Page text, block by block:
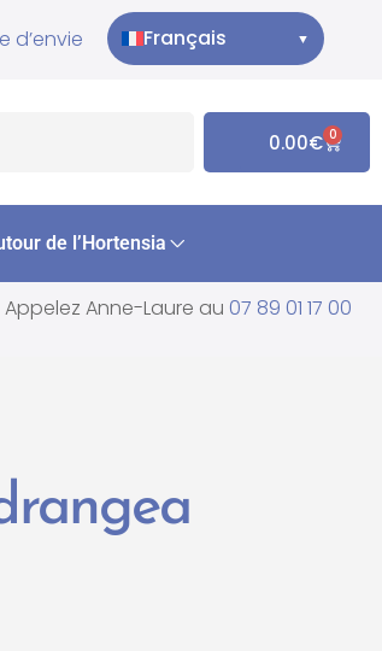
d’envie Français ▼
0.00€ 0
de l’Hortensia
Appelez Anne-Laure au 07 89 01 17 00